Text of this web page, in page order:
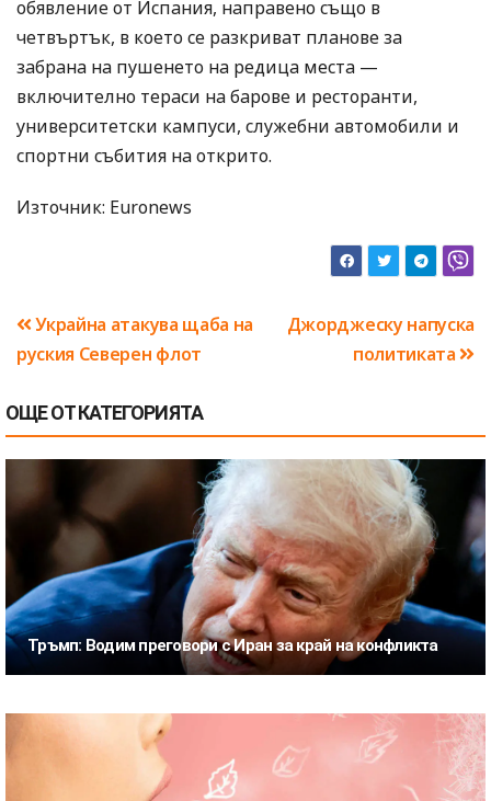
обявление от Испания, направено също в
четвъртък, в което се разкриват планове за
забрана на пушенето на редица места —
включително тераси на барове и ресторанти,
университетски кампуси, служебни автомобили и
спортни събития на открито.
Източник: Euronews
Навигация
Джорджеску напуска
политиката
Украйна атакува щаба на
руския Северен флот
ОЩЕ ОТ КАТЕГОРИЯТА
Тръмп: Водим преговори с Иран за край на конфликта